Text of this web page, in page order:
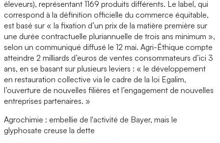
éleveurs), représentant 1169 produits différents. Le label, qui
correspond à la définition officielle du commerce équitable,
est basé sur « la fixation d’un prix de la matière première sur
une durée contractuelle pluriannuelle de trois ans minimum »,
selon un communiqué diffusé le 12 mai. Agri-Éthique compte
atteindre 2 milliards d’euros de ventes consommateurs d’ici 3
ans, en se basant sur plusieurs leviers : « le développement
en restauration collective via le cadre de la loi Egalim,
l’ouverture de nouvelles filières et l’engagement de nouvelles
entreprises partenaires. »
Agrochimie : embellie de l'activité de Bayer, mais le
glyphosate creuse la dette